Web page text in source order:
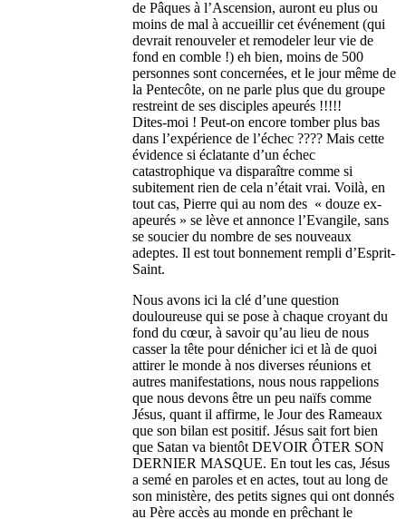
de Pâques à l’Ascension, auront eu plus ou
moins de mal à accueillir cet événement (qui
devrait renouveler et remodeler leur vie de
fond en comble !) eh bien, moins de 500
personnes sont concernées, et le jour même de
la Pentecôte, on ne parle plus que du groupe
restreint de ses disciples apeurés !!!!!
Dites-moi ! Peut-on encore tomber plus bas
dans l’expérience de l’échec ???? Mais cette
évidence si éclatante d’un échec
catastrophique va disparaître comme si
subitement rien de cela n’était vrai. Voilà, en
tout cas, Pierre qui au nom des « douze ex-
apeurés » se lève et annonce l’Evangile, sans
se soucier du nombre de ses nouveaux
adeptes. Il est tout bonnement rempli d’Esprit-
Saint.
Nous avons ici la clé d’une question
douloureuse qui se pose à chaque croyant du
fond du cœur, à savoir qu’au lieu de nous
casser la tête pour dénicher ici et là de quoi
attirer le monde à nos diverses réunions et
autres manifestations, nous nous rappelions
que nous devons être un peu naïfs comme
Jésus, quant il affirme, le Jour des Rameaux
que son bilan est positif. Jésus sait fort bien
que Satan va bientôt DEVOIR ÔTER SON
DERNIER MASQUE. En tout les cas, Jésus
a semé en paroles et en actes, tout au long de
son ministère, des petits signes qui ont donnés
au Père accès au monde en prêchant le